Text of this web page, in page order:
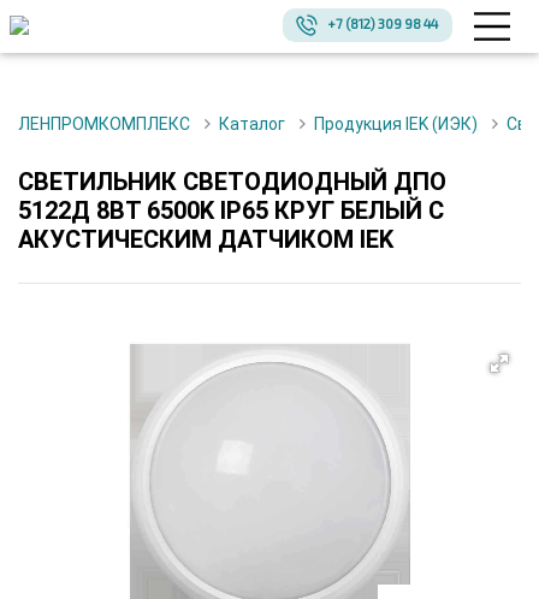
+7 (812) 309 98 44
ЛЕНПРОМКОМПЛЕКС Каталог Продукция IEK (ИЭК)
СВЕТИЛЬНИК СВЕТОДИОДНЫЙ ДПО
5122Д 8ВТ 6500K IP65 КРУГ БЕЛЫЙ С
АКУСТИЧЕСКИМ ДАТЧИКОМ IEK